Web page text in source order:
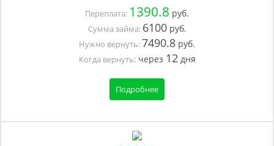
Переплата: 1390.8 руб.
Сумма займа: 6100руб.
Нужно вернуть:7490.8 руб.
Когда вернуть:через 12дня
Подробнее